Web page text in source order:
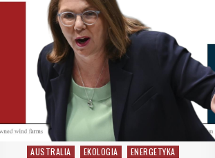
Posted in
AUSTRALIA EKOLOGIA
ENERGETYKA